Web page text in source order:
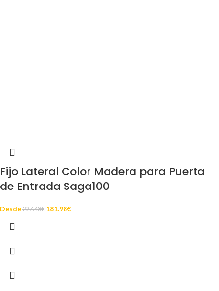
Fijo Lateral Color Madera para Puerta
de Entrada Saga100
Desde 227.48€ 181.98€